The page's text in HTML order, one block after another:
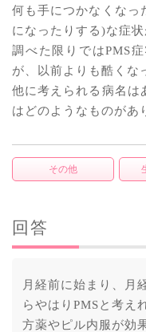
何も手につかなくなっ
になったりする)な症状
調べた限りではPMS
が、以前よりも酷くな
他に考えられる病名は
はどのようなものがあ
その他
回答
月経前に始まり、月
らやはりPMSと考え
方薬やピル内服が効